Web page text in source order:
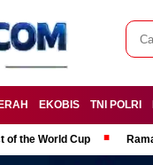
EKOBIS TNI POLRI
of the World Cup